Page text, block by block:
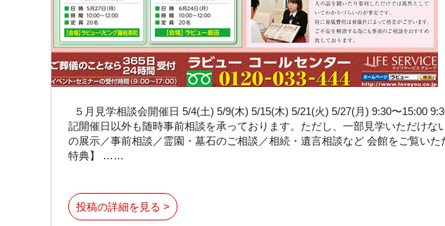
５月見学相談会開催日 5/4(土) 5/9(木) 5/15(木) 5/21(火) 5/27(月) 9:30〜15:00
記開催日以外も随時事前相談を承っております。ただし、一部見学いただけ
の展示／事前相談／霊園・墓石のご相談／相続・遺言相談など 会館をご覧い
特典】 ……
投稿の詳細を見る >